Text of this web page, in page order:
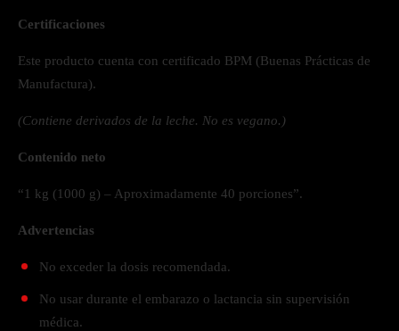
Certificaciones
Este producto cuenta con certificado BPM (Buenas Prácticas de
Manufactura).
(Contiene derivados de la leche. No es vegano.)
Contenido neto
“1 kg (1000 g) – Aproximadamente 40 porciones”.
Advertencias
No exceder la dosis recomendada.
No usar durante el embarazo o lactancia sin supervisión
médica.